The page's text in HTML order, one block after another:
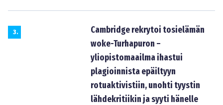
3.
Cambridge rekrytoi tosielämän
woke-Turhapuron –
yliopistomaailma ihastui
plagioinnista epäiltyyn
rotuaktivistiin, unohti tyystin
lähdekritiikin ja syyti hänelle